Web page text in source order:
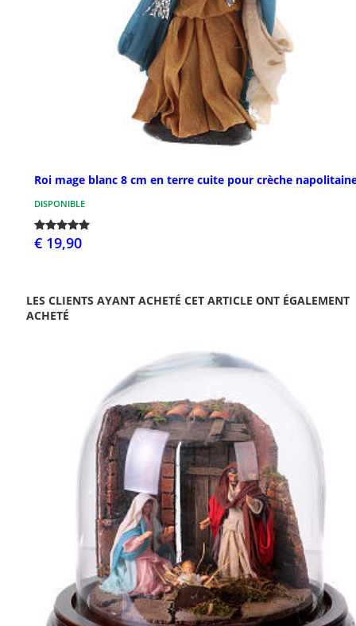
Roi mage blanc 8 cm en terre cuite pour crèche
DISPONIBLE
€ 19,90
LES CLIENTS AYANT ACHETÉ CET ARTICLE ONT ÉGALEMENT
ACHETÉ